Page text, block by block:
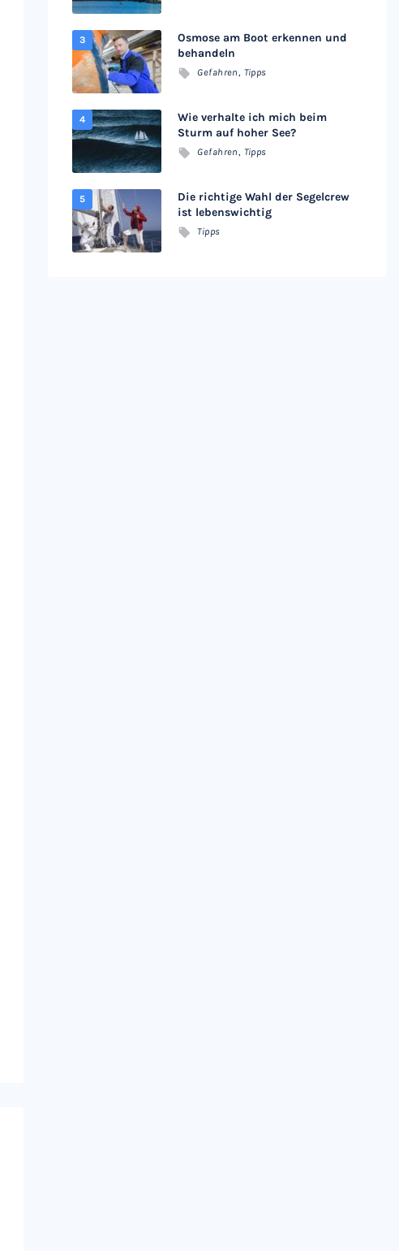
Osmose am Boot erkennen und
behandeln
Gefahren, Tipps
Wie verhalte ich mich beim
Sturm auf hoher See?
Gefahren, Tipps
Die richtige Wahl der Segelcrew
ist lebenswichtig
Tipps